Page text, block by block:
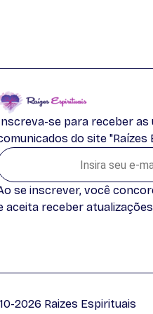
se para receber
do site "Raízes
se inscrever, você
aceita receber
2026 Raizes Espirituais